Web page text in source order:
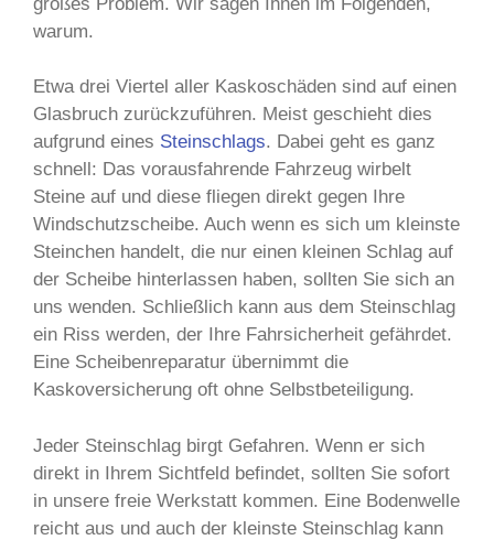
warum.
Etwa drei Viertel aller Kaskoschäden sind auf einen
Glasbruch zurückzuführen. Meist geschieht dies
aufgrund eines Steinschlags. Dabei geht es ganz
schnell: Das vorausfahrende Fahrzeug wirbelt
Steine auf und diese fliegen direkt gegen Ihre
Windschutzscheibe. Auch wenn es sich um kleinste
Steinchen handelt, die nur einen kleinen Schlag auf
der Scheibe hinterlassen haben, sollten Sie sich an
uns wenden. Schließlich kann aus dem Steinschlag
ein Riss werden, der Ihre Fahrsicherheit gefährdet.
Eine Scheibenreparatur übernimmt die
Kaskoversicherung oft ohne Selbstbeteiligung.
Jeder Steinschlag birgt Gefahren. Wenn er sich
direkt in Ihrem Sichtfeld befindet, sollten Sie sofort
in unsere freie Werkstatt kommen. Eine Bodenwelle
reicht aus und auch der kleinste Steinschlag kann